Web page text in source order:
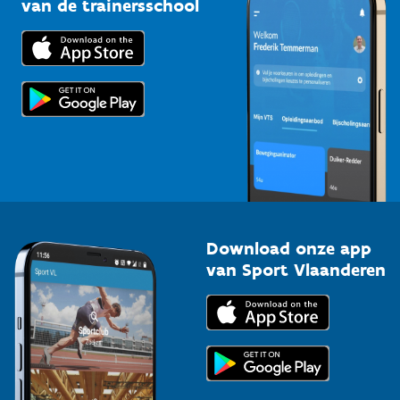
Trainers en begeleiders
Topsporters
Downloads
Voor de pers
van de trainersschool
Download onze app
van Sport Vlaanderen